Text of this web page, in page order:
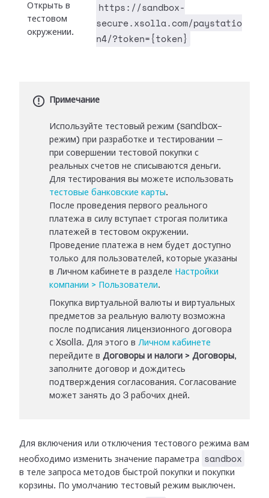
Открыть в
тестовом
окружении.
https://sandbox-
secure.xsolla.com/paystatio
n4/?token={token}
Примечание
Используйте тестовый режим (sandbox-
режим) при разработке и тестировании —
при совершении тестовой покупки с
реальных счетов не списываются деньги.
Для тестирования вы можете использовать
тестовые банковские карты.
После проведения первого реального
платежа в силу вступает строгая политика
платежей в тестовом окружении.
Проведение платежа в нем будет доступно
только для пользователей, которые указаны
в Личном кабинете в разделе Настройки
компании > Пользователи.
Покупка виртуальной валюты и виртуальных
предметов за реальную валюту возможна
после подписания лицензионного договора
с Xsolla. Для этого в Личном кабинете
перейдите в Договоры и налоги > Договоры,
заполните договор и дождитесь
подтверждения согласования. Согласование
может занять до 3 рабочих дней.
Для включения или отключения тестового режима вам
необходимо изменить значение параметра
sandbox
в теле запроса методов быстрой покупки и покупки
корзины. По умолчанию тестовый режим выключен.